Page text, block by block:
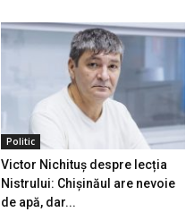
Politic
Victor Nichituș despre lecția
Nistrului: Chișinăul are nevoie
de apă, dar...